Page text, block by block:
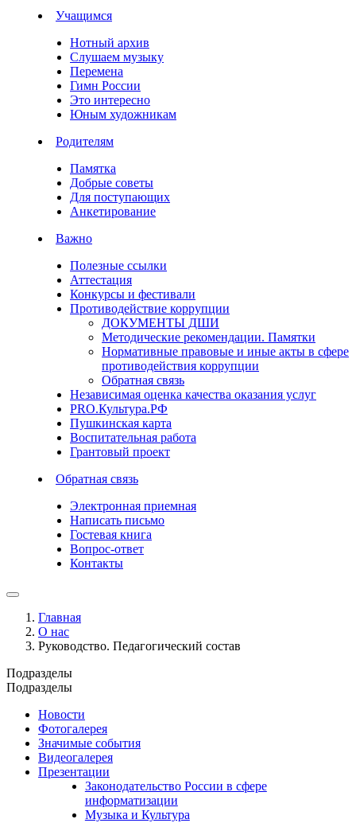
Учащимся
Нотный архив
Слушаем музыку
Перемена
Гимн России
Это интересно
Юным художникам
Родителям
Памятка
Добрые советы
Для поступающих
Анкетирование
Важно
Полезные ссылки
Аттестация
Конкурсы и фестивали
Противодействие коррупции
ДОКУМЕНТЫ ДШИ
Методические рекомендации. Памятки
Нормативные правовые и иные акты в сфере
противодействия коррупции
Обратная связь
Независимая оценка качества оказания услуг
PRO.Культура.РФ
Пушкинская карта
Воспитательная работа
Грантовый проект
Обратная связь
Электронная приемная
Написать письмо
Гостевая книга
Вопрос-ответ
Контакты
Главная
О нас
Руководство. Педагогический состав
Подразделы
Подразделы
Новости
Фотогалерея
Значимые события
Видеогалерея
Презентации
Законодательство России в сфере
информатизации
Музыка и Культура